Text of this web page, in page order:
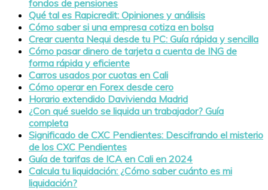
fondos de pensiones
Qué tal es Rapicredit: Opiniones y análisis
Cómo saber si una empresa cotiza en bolsa
Crear cuenta Nequi desde tu PC: Guía rápida y sencilla
Cómo pasar dinero de tarjeta a cuenta de ING de
forma rápida y eficiente
Carros usados por cuotas en Cali
Cómo operar en Forex desde cero
Horario extendido Davivienda Madrid
¿Con qué sueldo se liquida un trabajador? Guía
completa
Significado de CXC Pendientes: Descifrando el misterio
de los CXC Pendientes
Guía de tarifas de ICA en Cali en 2024
Calcula tu liquidación: ¿Cómo saber cuánto es mi
liquidación?